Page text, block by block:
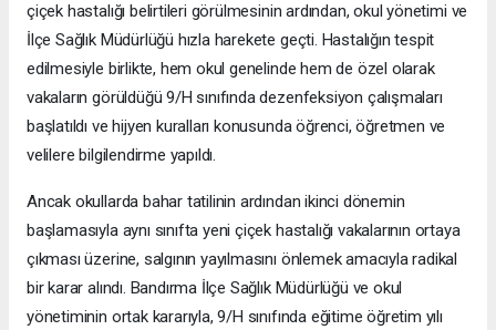
çiçek hastalığı belirtileri görülmesinin ardından, okul yönetimi ve
İlçe Sağlık Müdürlüğü hızla harekete geçti. Hastalığın tespit
edilmesiyle birlikte, hem okul genelinde hem de özel olarak
vakaların görüldüğü 9/H sınıfında dezenfeksiyon çalışmaları
başlatıldı ve hijyen kuralları konusunda öğrenci, öğretmen ve
velilere bilgilendirme yapıldı.
Ancak okullarda bahar tatilinin ardından ikinci dönemin
başlamasıyla aynı sınıfta yeni çiçek hastalığı vakalarının ortaya
çıkması üzerine, salgının yayılmasını önlemek amacıyla radikal
bir karar alındı. Bandırma İlçe Sağlık Müdürlüğü ve okul
yönetiminin ortak kararıyla, 9/H sınıfında eğitime öğretim yılı